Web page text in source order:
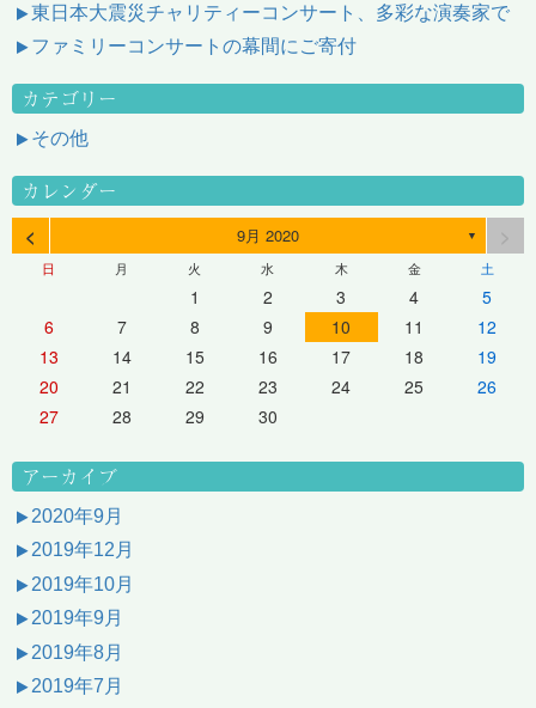
東日本大震災チャリティーコンサート、多彩な演奏家で
ファミリーコンサートの幕間にご寄付
カテゴリー
その他
カレンダー
< 9月 2020 ▼
日 月 火 水 木 金 土
1 2 3 4
5
6
7 8 9 10 11
12
13
14 15 16 17 18
19
20
21 22 23 24 25
26
27
28 29 30
アーカイブ
2020年9月
2019年12月
2019年10月
2019年9月
2019年8月
2019年7月